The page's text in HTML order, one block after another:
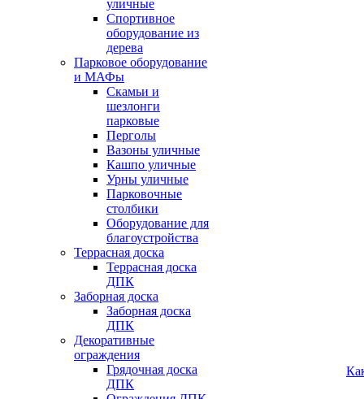
уличные
Спортивное
оборудование из
дерева
Парковое оборудование
и МАФы
Скамьи и
шезлонги
парковые
Перголы
Вазоны уличные
Кашпо уличные
Урны уличные
Парковочные
столбики
Оборудование для
благоустройства
Террасная доска
Террасная доска
ДПК
Заборная доска
Заборная доска
ДПК
Декоративные
ограждения
Грядочная доска
ДПК